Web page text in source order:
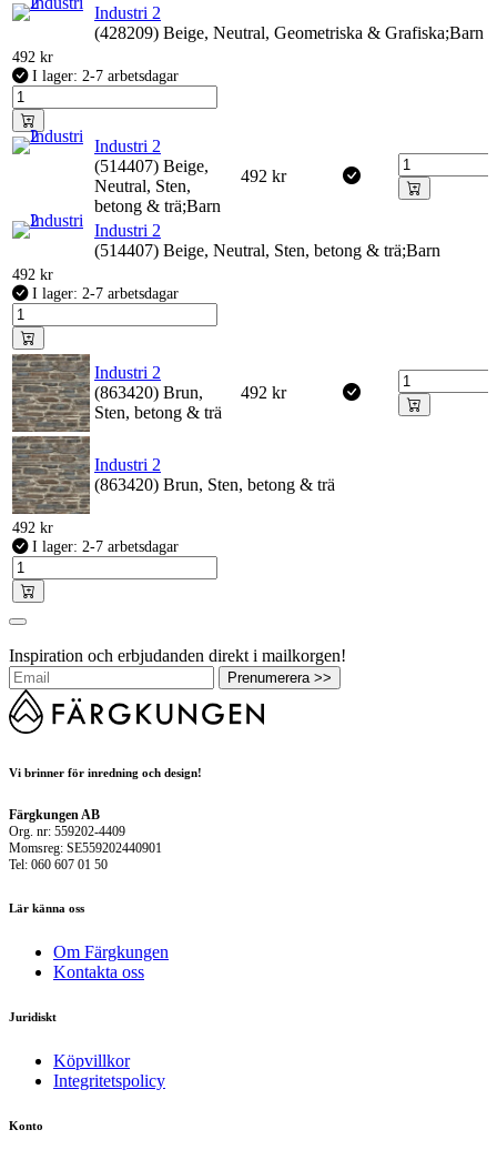
Industri 2
(428209) Beige, Neutral, Geometriska & Grafiska;Barn
492 kr
I lager: 2-7 arbetsdagar
Industri 2
(514407) Beige,
Neutral, Sten,
betong & trä;Barn
492 kr
Industri 2
(514407) Beige, Neutral, Sten, betong & trä;Barn
492 kr
I lager: 2-7 arbetsdagar
Industri 2
(863420) Brun,
Sten, betong & trä
492 kr
Industri 2
(863420) Brun, Sten, betong & trä
492 kr
I lager: 2-7 arbetsdagar
Inspiration och erbjudanden direkt i mailkorgen!
Prenumerera >>
Vi brinner för inredning och design!
Färgkungen AB
Org. nr: 559202-4409
Momsreg: SE559202440901
Tel: 060 607 01 50
Lär känna oss
Om Färgkungen
Kontakta oss
Juridiskt
Köpvillkor
Integritetspolicy
Konto